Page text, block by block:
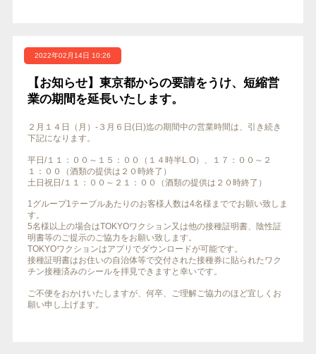
2022年02月14日 10:26
【お知らせ】東京都からの要請をうけ、短縮営
業の期間を延長いたします。
２月１４日（月）-３月６日(日)迄の期間中の営業時間は、引き続き
下記になります。
平日/１１：００～１５：００（１４時半L.O）、１７：００～２
１：００（酒類の提供は２０時終了）
土日祝日/１１：００～２１：００（酒類の提供は２０時終了）
1グループ1テーブルあたりのお客様人数は4名様まででお願い致しま
す。
5名様以上の場合はTOKYOワクション又は他の接種証明書、陰性証
明書等のご提示のご協力をお願い致します。
TOKYOワクションはアプリでダウンロードが可能です。
接種証明書はお住いの自治体等で交付された接種券に貼られたワク
チン接種済みのシールを拝見できますと幸いです。
ご不便をおかけいたしますが、何卒、ご理解ご協力のほど宜しくお
願い申し上げます。